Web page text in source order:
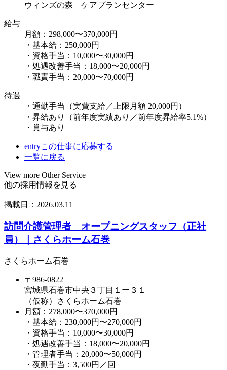
ウィンズの森 ケアプランセンター
給与
月額：298,000〜370,000円
・基本給：250,000円
・資格手当：10,000〜30,000円
・処遇改善手当：18,000〜20,000円
・職責手当：20,000〜70,000円
待遇
・通勤手当（実費支給／上限月額 20,000円）
・昇給あり（前年度実績あり／前年度昇給率5.1%）
・賞与あり
entryこの仕事に応募する
一覧に戻る
View more Other Service
他の採用情報を見る
掲載日： 2026.03.11
訪問介護管理者 オープニングスタッフ（正社
員）｜さくらホーム石巻
さくらホーム石巻
〒986-0822
宮城県石巻市中央３丁目１ー３１
（仮称）さくらホーム石巻
月額：278,000〜370,000円
・基本給：230,000円〜270,000円
・資格手当：10,000〜30,000円
・処遇改善手当：18,000〜20,000円
・管理者手当：20,000〜50,000円
・夜勤手当：3,500円／回